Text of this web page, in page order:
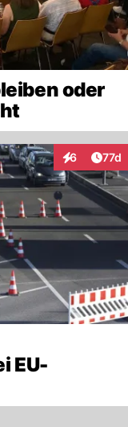
oder
6 77d
EU-